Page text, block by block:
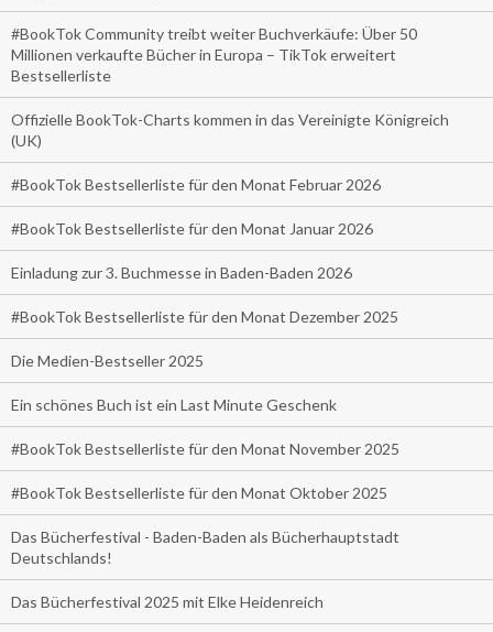
#BookTok Community treibt weiter Buchverkäufe: Über 50
Millionen verkaufte Bücher in Europa – TikTok erweitert
Bestsellerliste
Offizielle BookTok-Charts kommen in das Vereinigte Königreich
(UK)
#BookTok Bestsellerliste für den Monat Februar 2026
#BookTok Bestsellerliste für den Monat Januar 2026
Einladung zur 3. Buchmesse in Baden-Baden 2026
#BookTok Bestsellerliste für den Monat Dezember 2025
Die Medien-Bestseller 2025
Ein schönes Buch ist ein Last Minute Geschenk
#BookTok Bestsellerliste für den Monat November 2025
#BookTok Bestsellerliste für den Monat Oktober 2025
Das Bücherfestival - Baden-Baden als Bücherhauptstadt
Deutschlands!
Das Bücherfestival 2025 mit Elke Heidenreich